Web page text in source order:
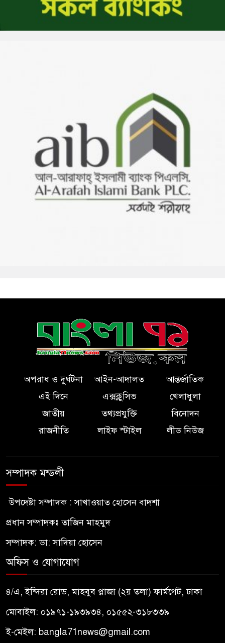
অপরাধ ও দুর্ঘটনা আইন-আদালত
আন্তর্জাতিক
এই দিনে
এক্সক্লুসিভ
খেলাধুলা
জাতীয়
তথ্যপ্রযুক্তি
বিনোদন
রাজনীতি
লাইফ স্টাইল লীড নিউজ
সম্পাদক মন্ডলী
উপদেষ্টা সম্পাদক : সাখাওয়াত হোসেন বাদশা
প্রধান সম্পাদকঃ তাজিন মাহমুদ
সম্পাদক: ডা: সাদিয়া হোসেন
অফিস ও যোগাযোগ
৪/এ, ইন্দিরা রোড, মাহবুব প্লাজা (২য় তলা) ফার্মগেট, ঢাকা
মোবাইল: ০১৯৭১-১৯৩৯৩৪, ০১৫৫২-৩১৮৩৩৯
ই-মেইল: bangla71news@gmail.com